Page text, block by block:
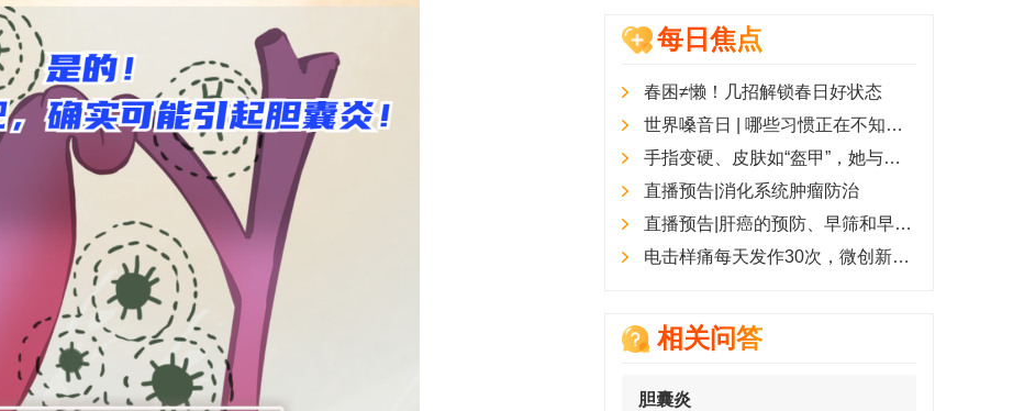
每日焦点
春困≠懒！几招解锁春日好状态
世界嗓音日 | 哪些习惯正在不知不觉地带走“好嗓子”？
手指变硬、皮肤如“盔甲”，她与硬皮病抗争4年后，重新找回了生活的阳光
直播预告|消化系统肿瘤防治
直播预告|肝癌的预防、早筛和早治疗
电击样痛每天发作30次，微创新技术为八旬老人实现“精准靶向镇痛”
相关问答
胆囊炎